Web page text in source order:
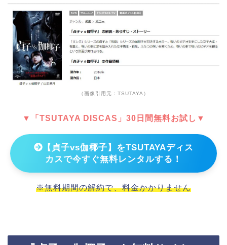
（画像引用元：TSUTAYA）
▼「TSUTAYA DISCAS」30日間無料お試し▼
【貞子vs伽椰子】をTSUTAYAディス
カスで今すぐ無料レンタルする！
※無料期間の解約で、料金かかりません